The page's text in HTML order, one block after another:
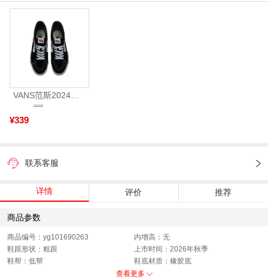
VANS范斯2024中性SK8-HiCL帆布鞋/硫化鞋VN000D5IB8C
¥339
¥599
联系客服
详情 评价 推荐
商品参数
商品编号：yg101690263
内增高：无
鞋跟形状：粗跟
上市时间：2026年秋季
鞋帮：低帮
鞋底材质：橡胶底
适用对象：青年（18-40周岁）
查看更多